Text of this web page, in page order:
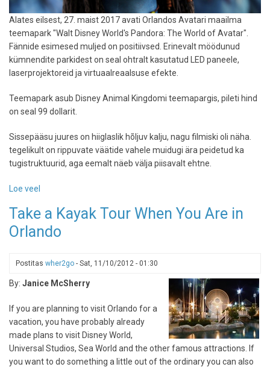
Alates eilsest, 27. maist 2017 avati Orlandos Avatari maailma
teemapark "Walt Disney World's Pandora: The World of Avatar".
Fännide esimesed muljed on positiivsed. Erinevalt möödunud
kümnendite parkidest on seal ohtralt kasutatud LED paneele,
laserprojektoreid ja virtuaalreaalsuse efekte.
Teemapark asub Disney Animal Kingdomi teemapargis, pileti hind
on seal 99 dollarit.
Sissepääsu juures on hiiglaslik hõljuv kalju, nagu filmiski oli näha.
tegelikult on rippuvate väätide vahele muidugi ära peidetud ka
tugistruktuurid, aga eemalt näeb välja piisavalt ehtne.
Loe veel
on
avatud
saab
alates
külastada
Avatari
maailma
Take a Kayak Tour When You Are in
Orlando
Postitas wher2go - Sat, 11/10/2012 - 01:30
By: Janice McSherry
If you are planning to visit Orlando for a
vacation, you have probably already
made plans to visit Disney World,
Universal Studios, Sea World and the other famous attractions. If
you want to do something a little out of the ordinary you can also